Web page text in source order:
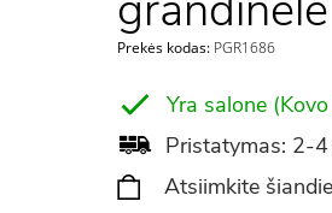
Prekės kodas:PGR1686
Yra salone
Pristatymas: 2-4
Atsiimkite